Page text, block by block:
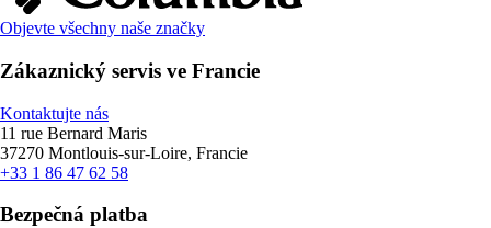
Objevte všechny naše značky
Zákaznický servis ve Francie
Kontaktujte nás
11 rue Bernard Maris
37270 Montlouis-sur-Loire, Francie
+33 1 86 47 62 58
Bezpečná platba